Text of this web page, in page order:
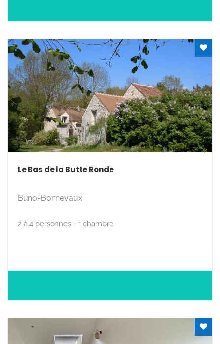
Rechercher
Le Bas de la Butte Ronde
Buno-Bonnevaux
2 à 4 personnes - 1 chambre